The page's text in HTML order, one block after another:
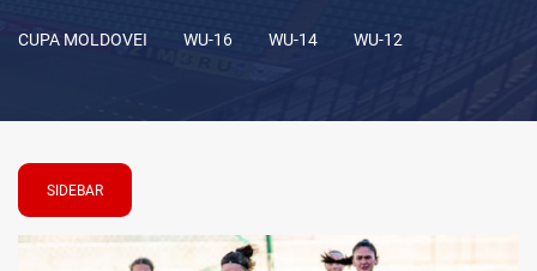
CUPA MOLDOVEI WU-16 WU-14 WU-12
SIDEBAR